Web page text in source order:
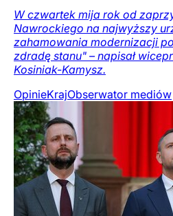
W czwartek mija rok od
Nawrockiego na najwyższy
zahamowania modernizacji
zdradę stanu" – napisał
Kosiniak-Kamysz.
OpinieKrajObserwator mediów